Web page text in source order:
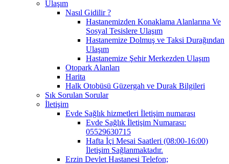
Ulaşım
Nasıl Gidilir ?
Hastanemizden Konaklama Alanlarına Ve
Sosyal Tesislere Ulaşım
Hastanemize Dolmuş ve Taksi Durağından
Ulaşım
Hastanemize Şehir Merkezden Ulaşım
Otopark Alanları
Harita
Halk Otobüsü Güzergah ve Durak Bilgileri
Sık Sorulan Sorular
İletişim
Evde Sağlık hizmetleri İletişim numarası
Evde Sağlık İletişim Numarası:
05529630715
Hafta İçi Mesai Saatleri (08:00-16:00)
İletişim Sağlanmaktadır.
Erzin Devlet Hastanesi Telefon;